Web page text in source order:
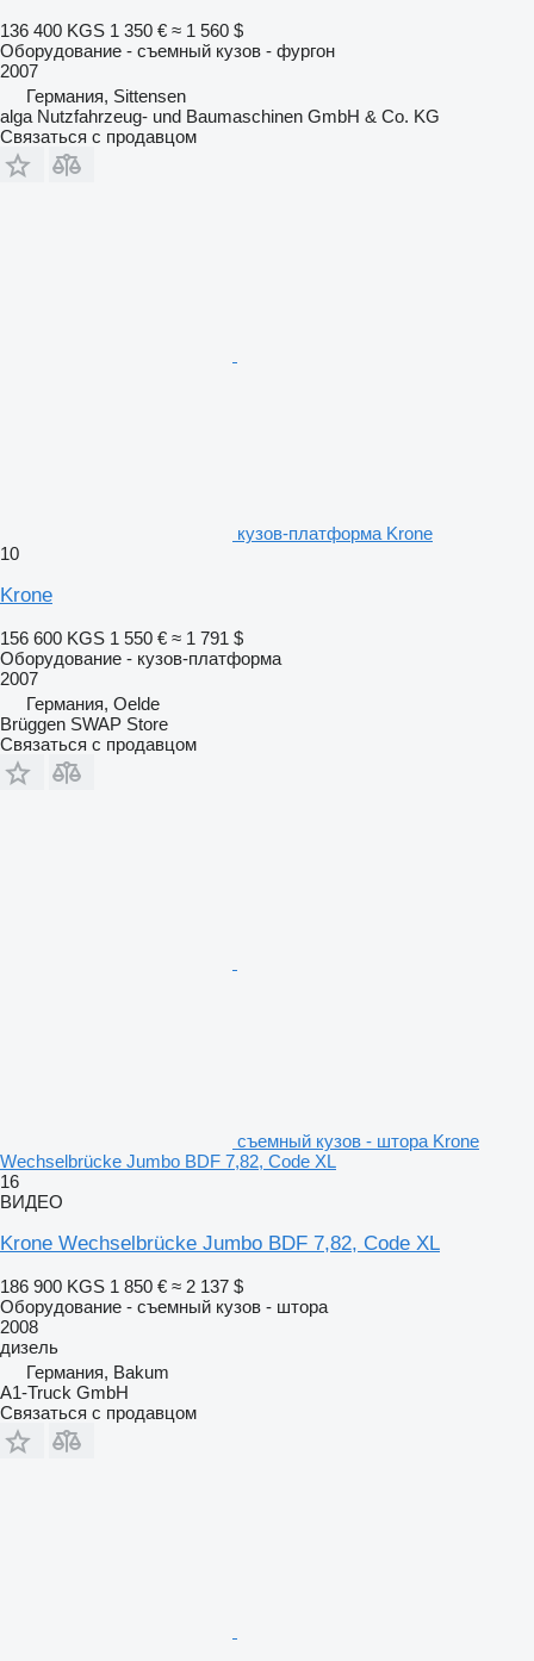
136 400 KGS 1 350 € ≈ 1 560 $
Оборудование - съемный кузов - фургон
2007
Германия, Sittensen
alga Nutzfahrzeug- und Baumaschinen GmbH & Co. KG
Связаться с продавцом
кузов-платформа Krone
10
Krone
156 600 KGS 1 550 € ≈ 1 791 $
Оборудование - кузов-платформа
2007
Германия, Oelde
Brüggen SWAP Store
Связаться с продавцом
съемный кузов - штора Krone
Wechselbrücke Jumbo BDF 7,82, Code XL
16
ВИДЕО
Krone Wechselbrücke Jumbo BDF 7,82, Code XL
186 900 KGS 1 850 € ≈ 2 137 $
Оборудование - съемный кузов - штора
2008
дизель
Германия, Bakum
A1-Truck GmbH
Связаться с продавцом